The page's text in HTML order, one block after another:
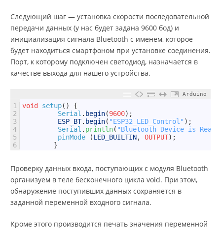
Следующий шаг — установка скорости последовательной
передачи данных (у нас будет задана 9600 бод) и
инициализация сигнала Bluetooth с именем, которое
будет находиться смартфоном при установке соединения.
Порт, к которому подключен светодиод, назначается в
качестве выхода для нашего устройства.
Arduino
1
2
3
4
5
6
void setup( )
{
Serial . begin(9600) ;
ESP_BT. begin( "ESP32_LED_Control" ) ;
Serial . println( "Bluetooth Device is
pinMode
(LED_BUILTIN, OUTPUT) ;
}
Проверку данных входа, поступающих с модуля Bluetooth
организуем в теле бесконечного цикла void. При этом,
обнаружение поступивших данных сохраняется в
заданной переменной входного сигнала.
Кроме этого производится печать значения переменной